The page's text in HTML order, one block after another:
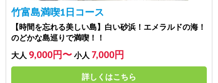
竹富島満喫1日コース
【時間を忘れる美しい島】白い砂浜！エメラルドの海！
のどかな島巡りで満喫！！
大人 9,000円〜 小人 7,000円
詳しくはこちら